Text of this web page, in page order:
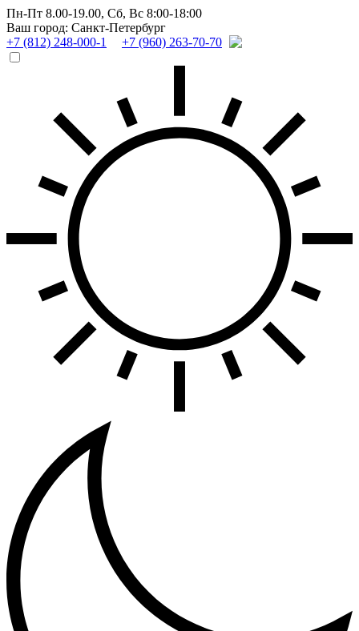
Пн-Пт 8.00-19.00, Сб, Вс 8:00-18:00
Ваш город: Санкт-Петербург
+7 (812) 248-000-1
+7 (960) 263-70-70